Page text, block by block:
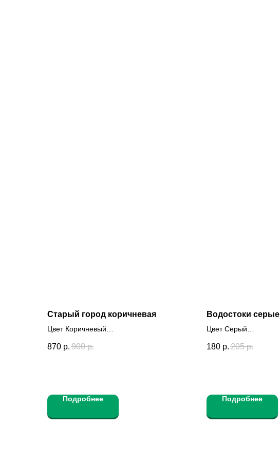
Старый город коричневая
Цвет Коричневый
870 р. 900 р.
Подробнее
Водостоки серые
Цвет Серый
180 р. 205 р.
Подробнее